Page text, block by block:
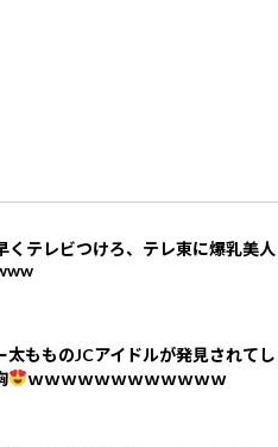
くテレビつけろ、テレ東に爆乳美人
太もものJCアイドルが発見されてし
ｗｗｗｗｗｗｗｗｗｗｗｗ